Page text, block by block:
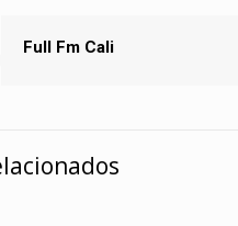
Full Fm Cali